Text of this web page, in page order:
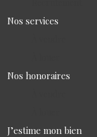
Nos services
Nos honoraires
J’estime mon bien